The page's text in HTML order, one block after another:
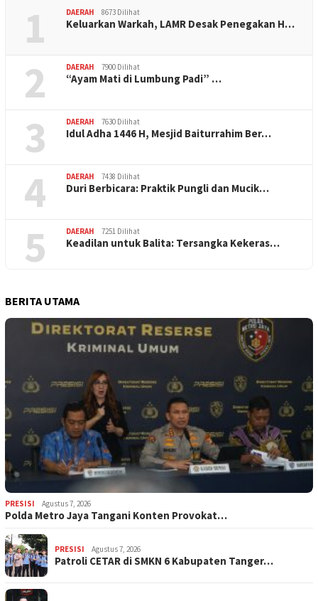
1 DAERAH 8673 Dilihat
Keluarkan Warkah, LAMR Desak Penegakan H…
2 DAERAH 7900 Dilihat
“Ayam Mati di Lumbung Padi” …
3 DAERAH 7630 Dilihat
Idul Adha 1446 H, Mesjid Baiturrahim Ber…
4 DAERAH 7438 Dilihat
Duri Berbicara: Praktik Pungli dan Mucik…
5 DAERAH 7251 Dilihat
Keadilan untuk Balita: Tersangka Kekeras…
BERITA UTAMA
PRESISI Agustus 7, 2026
Polda Metro Jaya Tangani Konten Provokat…
PRESISI Agustus 7, 2026
Patroli CETAR di SMKN 6 Kabupaten Tanger…